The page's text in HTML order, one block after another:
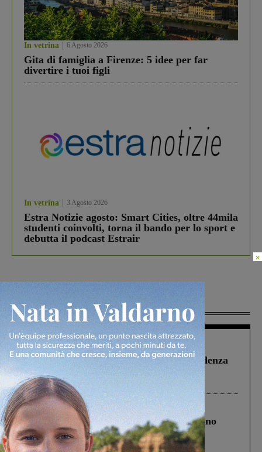
In vetrina 6 Agosto 2026
Gita di famiglia a Firenze: 5 idee per far
divertire i tuoi figli
In vetrina 3 Agosto 2026
Estra Notizie agosto: Smart Cities, oltre 44mila
studenti coinvolti, torna il bando per lo sport e
debutta il podcast Estrair
Più lette
Figline Incisa Valdarno 1 Agosto 2026
Piscina di Figline finanziata oltre la scadenza
Pnrr, il gruppo di Fratelli d’Italia: “Un
ringraziamento al Governo”
Cronaca 4 Agosto 2026
Un anno fa la strage in A1 in cui morirono
Gianni, Giulia e Franco. Lo schianto, il
processo, lo stop ai sorpassi fra tir....
×